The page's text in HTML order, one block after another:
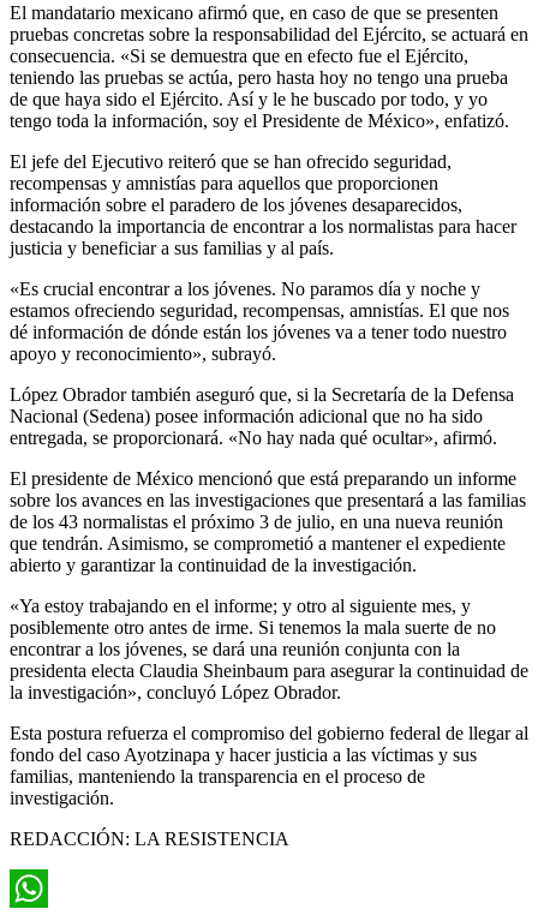
El mandatario mexicano afirmó que, en caso de que se presenten
pruebas concretas sobre la responsabilidad del Ejército, se actuará en
consecuencia. «Si se demuestra que en efecto fue el Ejército,
teniendo las pruebas se actúa, pero hasta hoy no tengo una prueba
de que haya sido el Ejército. Así y le he buscado por todo, y yo
tengo toda la información, soy el Presidente de México», enfatizó.
El jefe del Ejecutivo reiteró que se han ofrecido seguridad,
recompensas y amnistías para aquellos que proporcionen
información sobre el paradero de los jóvenes desaparecidos,
destacando la importancia de encontrar a los normalistas para hacer
justicia y beneficiar a sus familias y al país.
«Es crucial encontrar a los jóvenes. No paramos día y noche y
estamos ofreciendo seguridad, recompensas, amnistías. El que nos
dé información de dónde están los jóvenes va a tener todo nuestro
apoyo y reconocimiento», subrayó.
López Obrador también aseguró que, si la Secretaría de la Defensa
Nacional (Sedena) posee información adicional que no ha sido
entregada, se proporcionará. «No hay nada qué ocultar», afirmó.
El presidente de México mencionó que está preparando un informe
sobre los avances en las investigaciones que presentará a las familias
de los 43 normalistas el próximo 3 de julio, en una nueva reunión
que tendrán. Asimismo, se comprometió a mantener el expediente
abierto y garantizar la continuidad de la investigación.
«Ya estoy trabajando en el informe; y otro al siguiente mes, y
posiblemente otro antes de irme. Si tenemos la mala suerte de no
encontrar a los jóvenes, se dará una reunión conjunta con la
presidenta electa Claudia Sheinbaum para asegurar la continuidad de
la investigación», concluyó López Obrador.
Esta postura refuerza el compromiso del gobierno federal de llegar al
fondo del caso Ayotzinapa y hacer justicia a las víctimas y sus
familias, manteniendo la transparencia en el proceso de
investigación.
REDACCIÓN: LA RESISTENCIA